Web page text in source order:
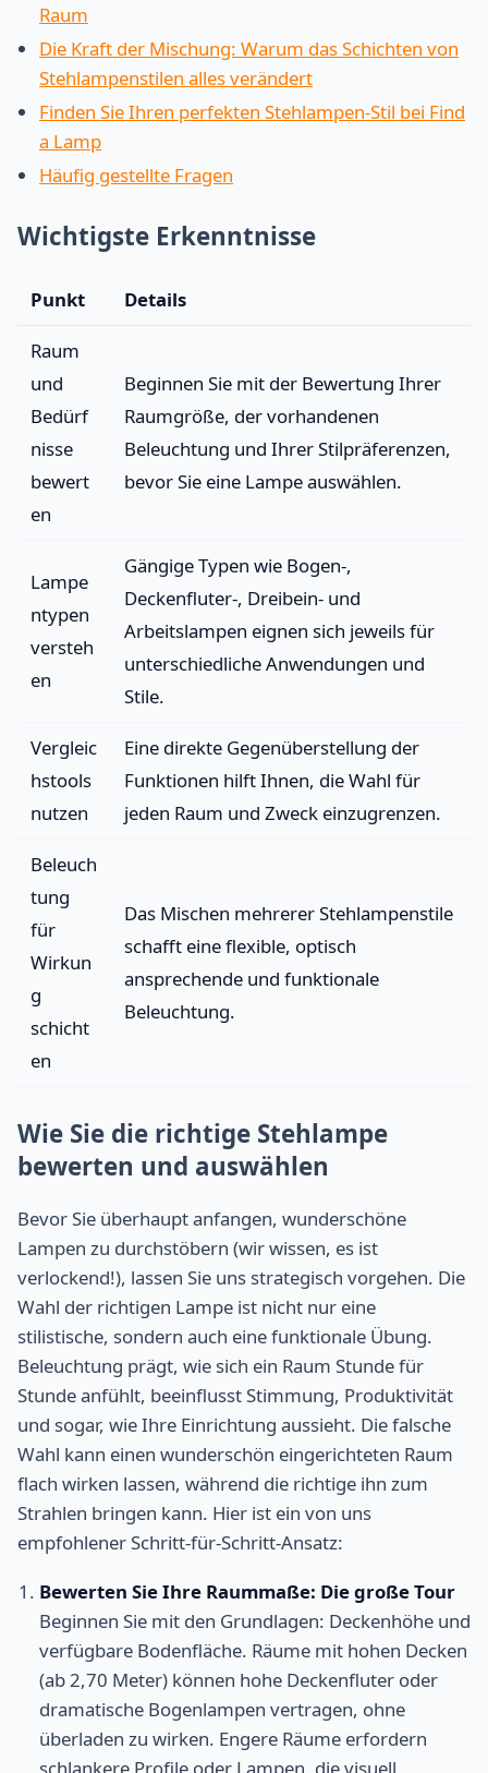
Raum
Die Kraft der Mischung: Warum das Schichten von
Stehlampenstilen alles verändert
Finden Sie Ihren perfekten Stehlampen-Stil bei Find
a Lamp
Häufig gestellte Fragen
Wichtigste Erkenntnisse
Punkt Details
Raum
und
Bedürf
nisse
bewert
en
Beginnen Sie mit der Bewertung Ihrer
Raumgröße, der vorhandenen
Beleuchtung und Ihrer Stilpräferenzen,
bevor Sie eine Lampe auswählen.
Lampe
ntypen
versteh
en
Gängige Typen wie Bogen-,
Deckenfluter-, Dreibein- und
Arbeitslampen eignen sich jeweils für
unterschiedliche Anwendungen und
Stile.
Vergleic
hstools
nutzen
Eine direkte Gegenüberstellung der
Funktionen hilft Ihnen, die Wahl für
jeden Raum und Zweck einzugrenzen.
Beleuch
tung
für
Wirkun
g
schicht
en
Das Mischen mehrerer Stehlampenstile
schafft eine flexible, optisch
ansprechende und funktionale
Beleuchtung.
Wie Sie die richtige Stehlampe
bewerten und auswählen
Bevor Sie überhaupt anfangen, wunderschöne
Lampen zu durchstöbern (wir wissen, es ist
verlockend!), lassen Sie uns strategisch vorgehen. Die
Wahl der richtigen Lampe ist nicht nur eine
stilistische, sondern auch eine funktionale Übung.
Beleuchtung prägt, wie sich ein Raum Stunde für
Stunde anfühlt, beeinflusst Stimmung, Produktivität
und sogar, wie Ihre Einrichtung aussieht. Die falsche
Wahl kann einen wunderschön eingerichteten Raum
flach wirken lassen, während die richtige ihn zum
Strahlen bringen kann. Hier ist ein von uns
empfohlener Schritt-für-Schritt-Ansatz:
Bewerten Sie Ihre Raummaße: Die große Tour
Beginnen Sie mit den Grundlagen: Deckenhöhe und
verfügbare Bodenfläche. Räume mit hohen Decken
(ab 2,70 Meter) können hohe Deckenfluter oder
dramatische Bogenlampen vertragen, ohne
überladen zu wirken. Engere Räume erfordern